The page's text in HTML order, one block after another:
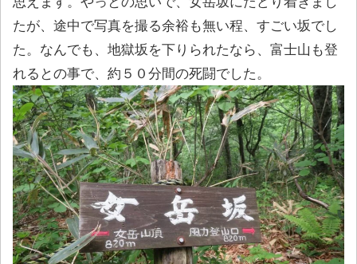
たが、途中で写真を撮る余裕も無い程、すごい坂でし
た。なんでも、地獄坂を下りられたなら、富士山も登
れるとの事で、約５０分間の死闘でした。